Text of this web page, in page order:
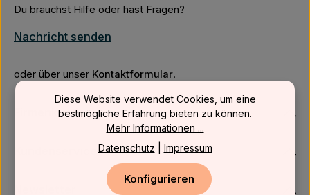
Du brauchst Hilfe oder hast Fragen?
Nachricht senden
oder über unser Kontaktformular.
Firmenkunden
Kundenservice
Newsletter
Diese Website verwendet Cookies, um eine
bestmögliche Erfahrung bieten zu können.
Mehr Informationen ...
Datenschutz
Impressum
Konfigurieren